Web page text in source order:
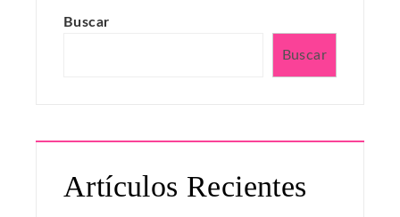
Buscar
Buscar
Artículos Recientes